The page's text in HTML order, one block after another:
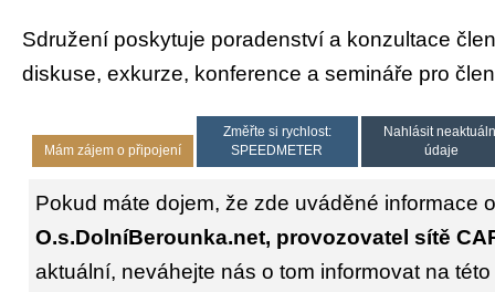
Sdružení poskytuje poradenství a konzultace
diskuse, exkurze, konference a semináře pro
Mám zájem o připojení
Změřte si rychlost:
SPEEDMETER
Nahlásit
údaje
Pokud máte dojem, že zde uváděné informace
O.s.DolníBerounka.net, provozovatel sítě
aktuální, neváhejte nás o tom informovat na